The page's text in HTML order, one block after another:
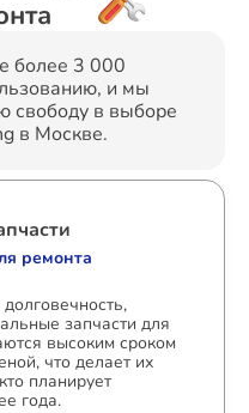
более 3 000
и мы
свободу в выборе
в Москве.
ремонта
запчасти для
высоким сроком
что делает их
планирует
года.